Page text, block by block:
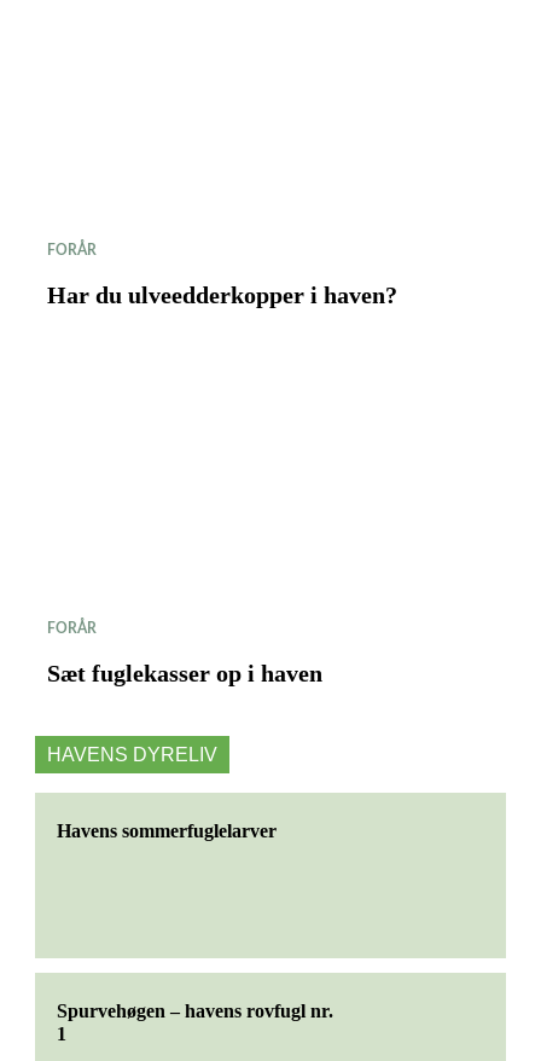
FORÅR
Har du ulveedderkopper i haven?
FORÅR
Sæt fuglekasser op i haven
HAVENS DYRELIV
Havens sommerfuglelarver
Spurvehøgen – havens rovfugl nr.
1